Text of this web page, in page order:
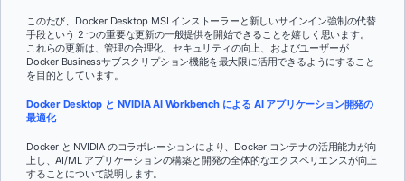
このたび、Docker Desktop MSI インストーラーと新しいサインイン強制の代替
手段という 2 つの重要な更新の一般提供を開始できることを嬉しく思います。
これらの更新は、管理の合理化、セキュリティの向上、およびユーザーが
Docker Businessサブスクリプション機能を最大限に活用できるようにすること
を目的としています。
Docker Desktop と NVIDIA AI Workbench による AI アプリケーション開発の
最適化
Docker と NVIDIA のコラボレーションにより、Docker コンテナの活用能力が向
上し、AI/ML アプリケーションの構築と開発の全体的なエクスペリエンスが向上
することについて説明します。